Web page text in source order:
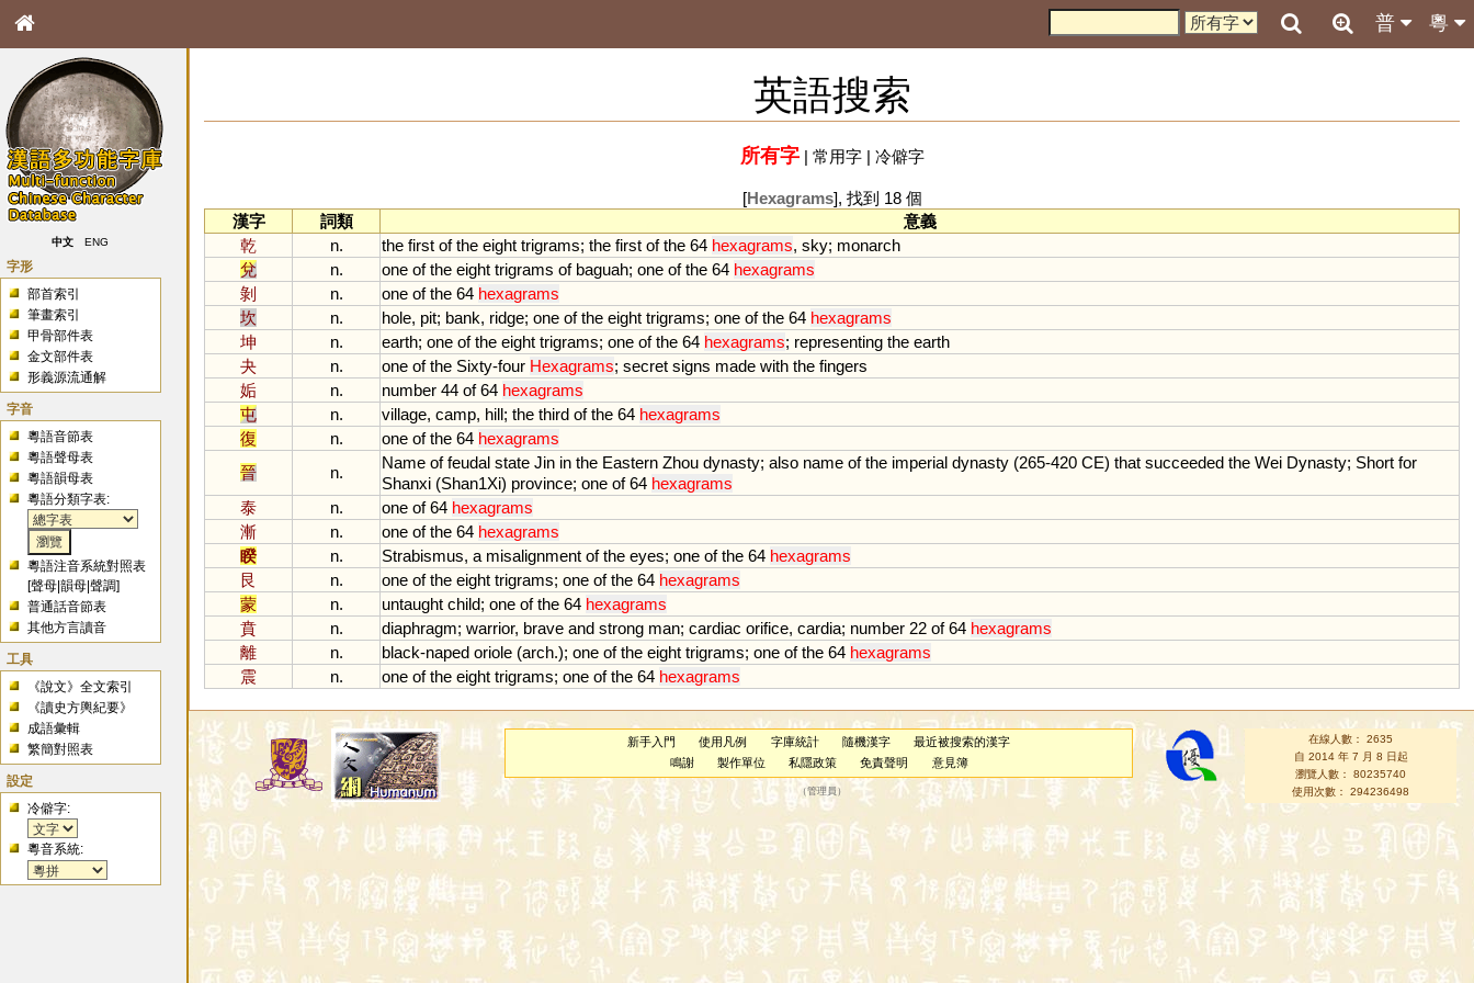
粵
普
中文 ENG
字形
部首索引
筆畫索引
甲骨部件表
金文部件表
形義源流通解
字音
粵語音節表
粵語聲母表
粵語韻母表
粵語分類字表:
粵語注音系統對照表
[聲母 |韻母 |聲調]
普通話音節表
其他方言讀音
工具
《說文》全文索引
《讀史方輿紀要》
成語彙輯
繁簡對照表
設定
冷僻字:
粵音系統:
英語搜索
所有字| 常用字| 冷僻字
[Hexagrams], 找到 18 個
漢字
詞類
意義
乾
n. the first of the eight trigrams; the first of the 64 hexagrams, sky; monarch
兌
n. one of the eight trigrams of baguah; one of the 64 hexagrams
剝
n. one of the 64 hexagrams
坎
n. hole, pit; bank, ridge; one of the eight trigrams; one of the 64 hexagrams
坤
n. earth; one of the eight trigrams; one of the 64 hexagrams; representing the earth
夬
n. one of the Sixty-four Hexagrams; secret signs made with the fingers
姤
n. number 44 of 64 hexagrams
屯
n. village, camp, hill; the third of the 64 hexagrams
復
n. one of the 64 hexagrams
晉
n.
Name of feudal state Jin in the Eastern Zhou dynasty; also name of the imperial dynasty (265-420 CE) that succeeded the Wei Dynasty; Short for
Shanxi (Shan1Xi) province; one of 64 hexagrams
泰
n. one of 64 hexagrams
漸
n. one of the 64 hexagrams
睽
n. Strabismus, a misalignment of the eyes; one of the 64 hexagrams
艮
n. one of the eight trigrams; one of the 64 hexagrams
蒙
n. untaught child; one of the 64 hexagrams
賁
n. diaphragm; warrior, brave and strong man; cardiac orifice, cardia; number 22 of 64 hexagrams
離
n. black-naped oriole (arch.); one of the eight trigrams; one of the 64 hexagrams
震
n. one of the eight trigrams; one of the 64 hexagrams
新手入門 使用凡例 字庫統計 隨機漢字
最近被搜索的漢字
鳴謝
製作單位 私隱政策 免責聲明 意見簿
（管理員 ）
在線人數： 2635
自 2014 年 7 月 8 日起
瀏覽人數： 80235740
使用次數： 294236498